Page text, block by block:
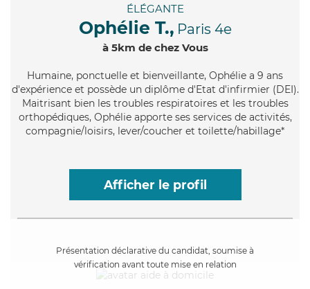
ÉLÉGANTE
Ophélie T., Paris 4e
à 5km de chez Vous
Humaine, ponctuelle et bienveillante, Ophélie a 9 ans
d'expérience et possède un diplôme d'Etat d'infirmier (DEI).
Maitrisant bien les troubles respiratoires et les troubles
orthopédiques, Ophélie apporte ses services de activités,
compagnie/loisirs, lever/coucher et toilette/habillage*
Afficher le profil
Présentation déclarative du candidat, soumise à
vérification avant toute mise en relation